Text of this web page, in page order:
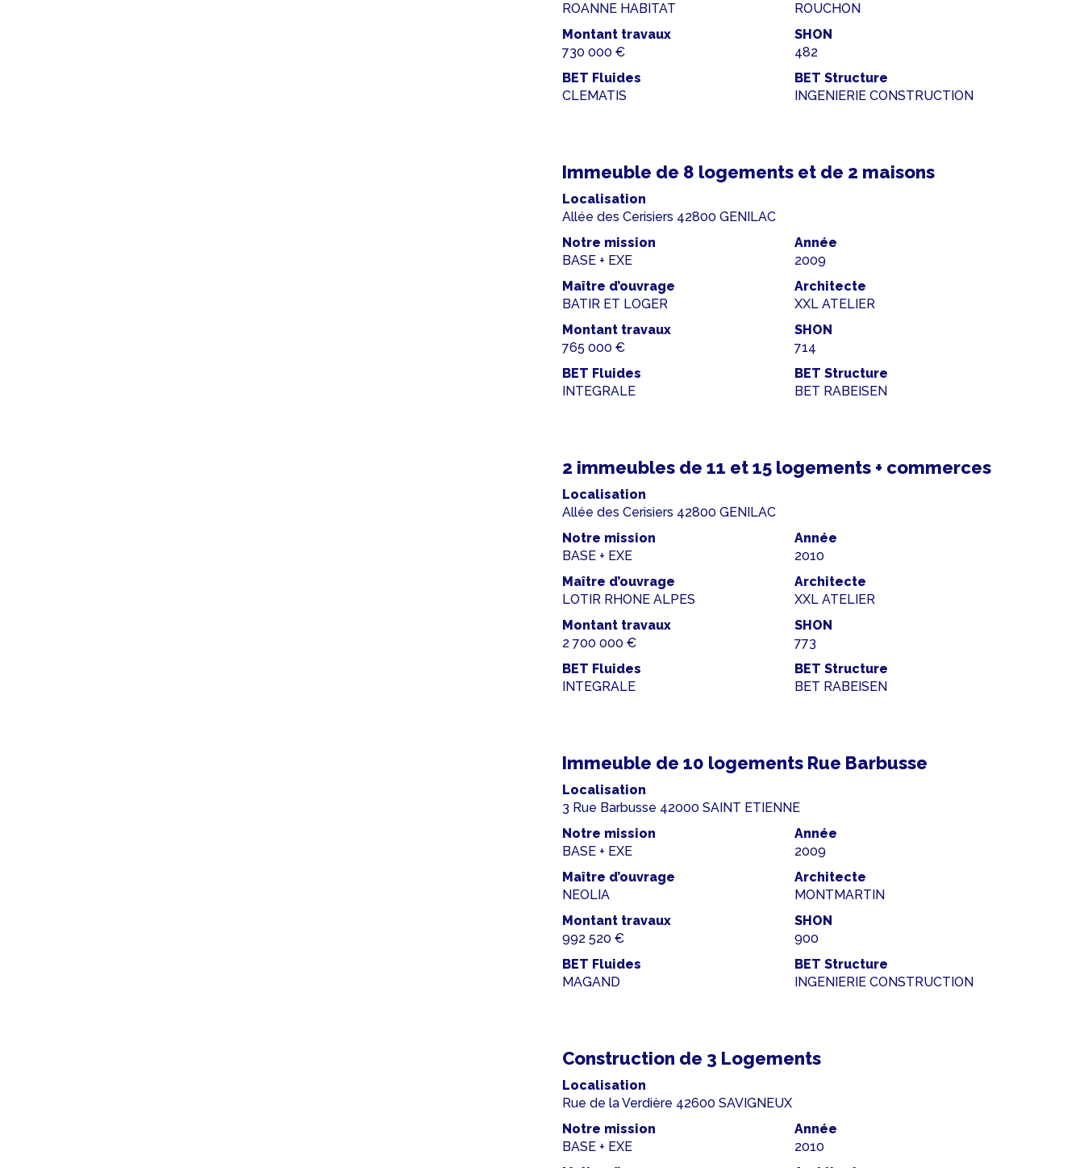
ROANNE HABITAT
ROUCHON
Montant travaux
730 000 €
SHON
482
BET Fluides
CLEMATIS
BET Structure
INGENIERIE CONSTRUCTION
Immeuble de 8 logements et de 2 maisons
Localisation
Allée des Cerisiers 42800 GENILAC
Notre mission
BASE + EXE
Année
2009
Maître d’ouvrage
BATIR ET LOGER
Architecte
XXL ATELIER
Montant travaux
765 000 €
SHON
714
BET Fluides
INTEGRALE
BET Structure
BET RABEISEN
2 immeubles de 11 et 15 logements + commerces
Localisation
Allée des Cerisiers 42800 GENILAC
Notre mission
BASE + EXE
Année
2010
Maître d’ouvrage
LOTIR RHONE ALPES
Architecte
XXL ATELIER
Montant travaux
2 700 000 €
SHON
773
BET Fluides
INTEGRALE
BET Structure
BET RABEISEN
Immeuble de 10 logements Rue Barbusse
Localisation
3 Rue Barbusse 42000 SAINT ETIENNE
Notre mission
BASE + EXE
Année
2009
Maître d’ouvrage
NEOLIA
Architecte
MONTMARTIN
Montant travaux
992 520 €
SHON
900
BET Fluides
MAGAND
BET Structure
INGENIERIE CONSTRUCTION
Construction de 3 Logements
Localisation
Rue de la Verdière 42600 SAVIGNEUX
Notre mission
BASE + EXE
Année
2010